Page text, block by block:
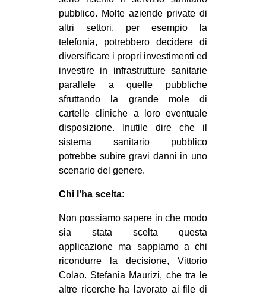
pubblico. Molte aziende private di
altri settori, per esempio la
telefonia, potrebbero decidere di
diversificare i propri investimenti ed
investire in infrastrutture sanitarie
parallele a quelle pubbliche
sfruttando la grande mole di
cartelle cliniche a loro eventuale
disposizione. Inutile dire che il
sistema sanitario pubblico
potrebbe subire gravi danni in uno
scenario del genere.
Chi l’ha scelta:
Non possiamo sapere in che modo
sia stata scelta questa
applicazione ma sappiamo a chi
ricondurre la decisione, Vittorio
Colao. Stefania Maurizi, che tra le
altre ricerche ha lavorato ai file di